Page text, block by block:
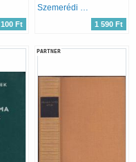
Ft 1 590 Ft
PARTNER